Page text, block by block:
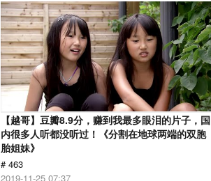
【越哥】豆瓣8.9分，赚到我最多眼泪的片子，国
内很多人听都没听过！《分割在地球两端的双胞
胎姐妹》
# 463
2019-11-25 07:37